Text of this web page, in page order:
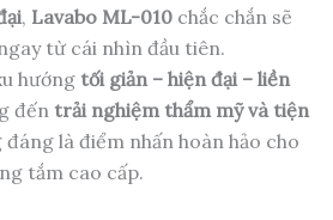
, Lavabo ML-010 chắc chắn sẽ
từ cái nhìn đầu tiên.
hướng tối giản – hiện đại – liền
đến trải nghiệm thẩm mỹ và tiện
đáng là điểm nhấn hoàn hảo cho
tắm cao cấp.